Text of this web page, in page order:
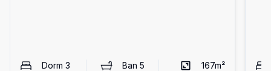
Dorm 3 Ban5 167m²